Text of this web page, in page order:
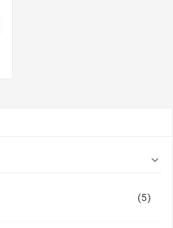

(5)